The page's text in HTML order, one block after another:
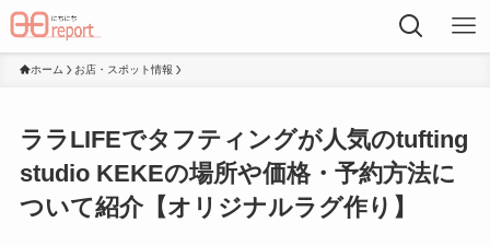
ホーム お店・スポット情報
ララLIFEでタフティングが人気のtufting
studio KEKEの場所や価格・予約方法に
ついて紹介【オリジナルラグ作り】